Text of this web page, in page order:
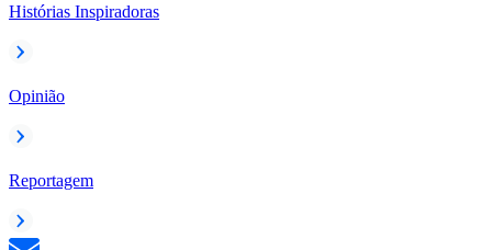
Histórias Inspiradoras
Opinião
Reportagem